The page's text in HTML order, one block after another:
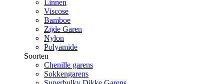
Linnen
Viscose
Bamboe
Zijde Garen
Nylon
Polyamide
Soorten
Chenille garens
Sokkengarens